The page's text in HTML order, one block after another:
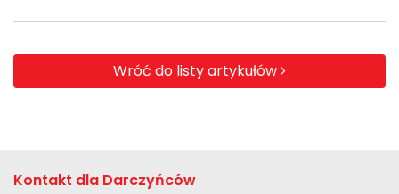
Wróć do listy artykułów
Kontakt dla Darczyńców